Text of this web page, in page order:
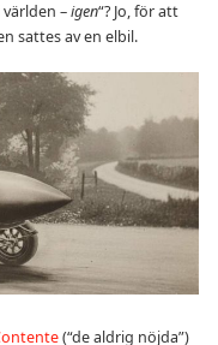
–igen“? Jo, för att
sattes av en elbil.
(“de aldrig nöjda”)